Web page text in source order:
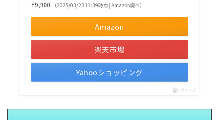
¥9,900 （2025/03/23 11:39時点 | Amazon調べ）
Amazon
楽天市場
Yahooショッピング
ポチップ